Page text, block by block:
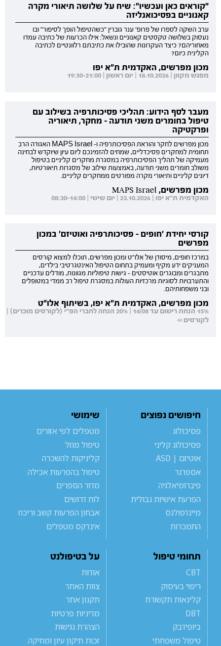
"קוראים כאן ועכשיו": שיח על שלושה תיאורי מקרה
קאנוניים בפסיכואנליזה
ערב השקה לספרו של פרופ' ענר גוברין "כשהטיפול הופך לסיפור" ובו
נעסוק בשלושה טקסטים קאנוניים ונשאל: אילו הכרעות של כתיבה עמדו
מאחוריהם? כיצד העקרונות שהובילו את כתיבתם רלוונטיים לכתיבה
הקלינית כיום?
מכון מפרשים, האקדמית ת"א יפו
מפגש מקוון | 18.10.2026 | יום ראשון | 19:30-21:00
מעבר לסף הידוע: תהליכי פסיכותרפיה בשילוב עם
טיפול בחומרים משני תודעה - מחקר, תיאוריה
ופרקטיקה
מכון מפרשים לחקר והוראת הפסיכותרפיה ו- MAPS Israel האגודה הרב
תחומית למחקרים פסיכדליים, שמחים להזמינכם ליום עיון שיוקדש לבחינה
מעמיקה של תהליך הפסיכותרפיה במסגרת מחקרים קליניים בטיפול
משולב חומרים משני תודעה, באמצעות שילוב של מסגרות תיאורטיות,
דיונים קליניים ותיאורי מקרה מפורטים ממחקרים קליניים.
מכון מפרשים, MAPS Israel
האקדמית ת"א יפו | 23.10.2026 | יום שישי | 08:30-14:00
קורסי יחידת 'חופים - פסיכותרפיה ואוטיזם' במכון
מפרשים
במרכז חופים, מיסודן של אלו"ט ומכון מפרשים, תוכלו למצוא קורסים
המעניקים ידע מקיף ומעמיק בתחום הטיפול האינטגרטיבי בילדים,
מתבגרים ומבוגרים אוטיסטים - גישות טיפוליות מגוונות, מודלים עדכניים
והתערבויות לסוגיות מרכזיות העולות במסגרת טיפול רב ממדי במטופלים
ובני משפחותיהם.
מכון מפרשים, האקדמית ת"א יפו, בשיתוף אלו"ט
15% הנחת רישום עד 14/08 | 20% הנחה לחברי הפ"י (לקורסים מוכרים) |
לקורסים >>
חיפושים נפוצים
פסיכולוג
פסיכולוג קליני
אוטיזם | ASD
אספרגר
פיברומיאלגיה
הפרעת אישיות גבולית
מיינדפולנס
התמכרות
שימושי
מטפלים לפי אזורים
טיפול מוזל
קליניקות להשכרה
טיפול בהפרעות אכילה
מדור הספרים
לוח דרושים
אבחון הפרעות קשב וריכוז
אינדקס מטפלים
תחומי טיפול
CBT
ריפוי בעיסוק
קלינאות תקשורת
DBT
ביופידבק
טיפול משפחתי
על בטיפולנט
אודות
צוות האתר
תקנון אתר
מדיניות פרטיות
הצהרת נגישות
זכות תיקון עיון ומחיקה